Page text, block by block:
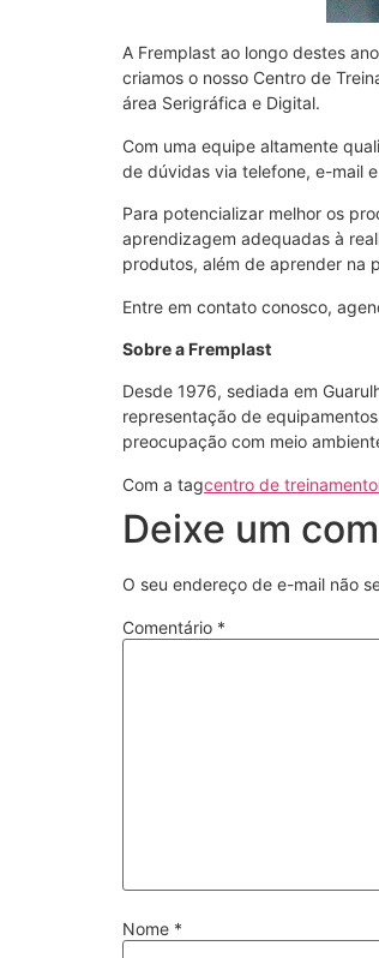
A Fremplast ao longo destes
criamos o nosso Centro de
área Serigráfica e Digital.
Com uma equipe altamente
de dúvidas via telefone, e-mail
Para potencializar melhor os
aprendizagem adequadas à
produtos, além de aprender na
Entre em contato conosco,
Sobre a Fremplast
Desde 1976, sediada em
representação de
preocupação com meio
Com a tagcentro de treinamento
Deixe um
O seu endereço de e-mail não
Comentário *
Nome *